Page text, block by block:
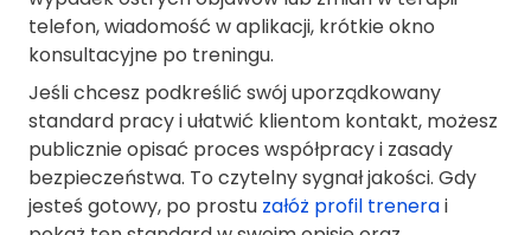
telefon, wiadomość w aplikacji, krótkie okno
konsultacyjne po treningu.
Jeśli chcesz podkreślić swój uporządkowany
standard pracy i ułatwić klientom kontakt, możesz
publicznie opisać proces współpracy i zasady
bezpieczeństwa. To czytelny sygnał jakości. Gdy
jesteś gotowy, po prostu załóż profil trenerai